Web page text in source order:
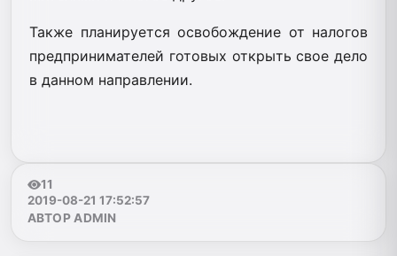
Также планируется освобождение от налогов
предпринимателей готовых открыть свое дело
в данном направлении.
11
2019-08-21 17:52:57
АВТОР ADMIN